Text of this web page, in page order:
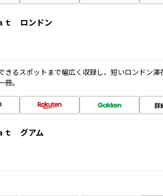
ｔ ロンドン
きるスポットまで幅広く収録し、短いロンドン滞
。
詳
ｔ グアム